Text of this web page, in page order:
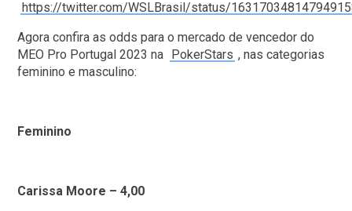
https://twitter.com/WSLBrasil/status/
Agora confira as odds para o mercado de vencedor do
MEO Pro Portugal 2023 na PokerStars , nas categorias
feminino e masculino:
Feminino
Carissa Moore – 4,00